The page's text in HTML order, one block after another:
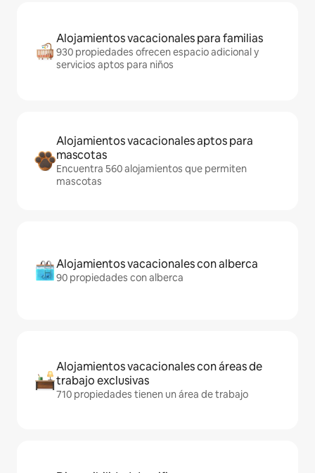
Alojamientos vacacionales para familias
930 propiedades ofrecen espacio adicional y
servicios aptos para niños
Alojamientos vacacionales aptos para
mascotas
Encuentra 560 alojamientos que permiten
mascotas
Alojamientos vacacionales con alberca
90 propiedades con alberca
Alojamientos vacacionales con áreas de
trabajo exclusivas
710 propiedades tienen un área de trabajo